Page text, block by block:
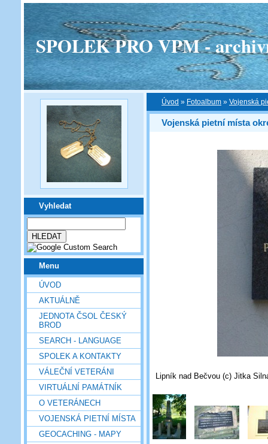
SPOLEK PRO VPM -
Vyhledat
Menu
ÚVOD
AKTUÁLNĚ
JEDNOTA ČSOL ČESKÝ
BROD
SEARCH - LANGUAGE
SPOLEK A KONTAKTY
VÁLEČNÍ VETERÁNI
VIRTUÁLNÍ PAMÁTNÍK
O VETERÁNECH
VOJENSKÁ PIETNÍ MÍSTA
GEOCACHING - MAPY
Úvod » Fotoalbum » Vojenská
Vojenská pietní místa
Lipník nad Bečvou (c) Jitka